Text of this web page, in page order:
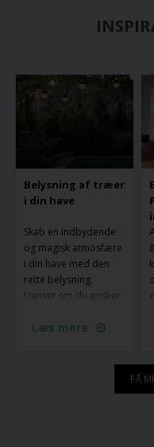
Belysning af træer
i din have
Skab en indbydende
og magisk atmosfære
i din have med den
rette belysning.
Uanset om du ønsker
stier eller skabe
Læs mere
FÅ